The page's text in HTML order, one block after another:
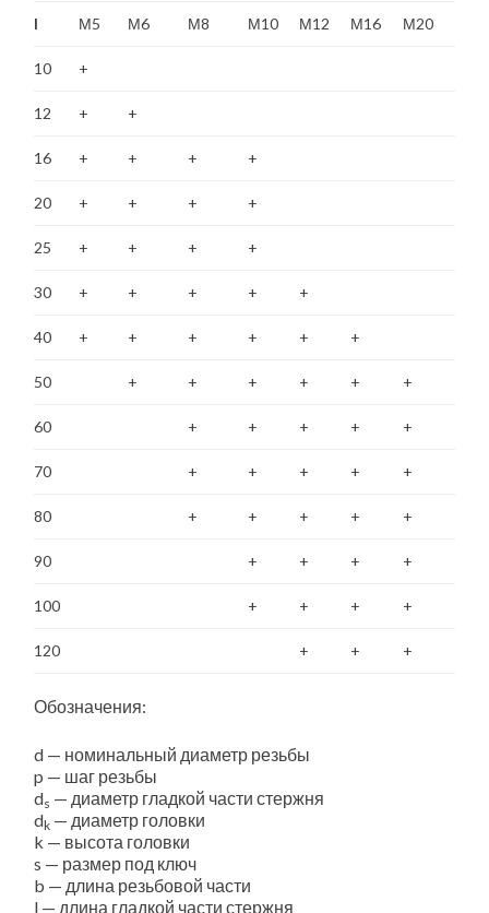
l М5 М6 М8 М10 М12 М16 М20
10 +
12 + +
16 + + + +
20 + + + +
25 + + + +
30 + + + + +
40 + + + + + +
50 + + + + + +
60 + + + + +
70 + + + + +
80 + + + + +
90 + + + +
100 + + + +
120 + + +
Обозначения:
d — номинальный диаметр резьбы
p — шаг резьбы
ds — диаметр гладкой части стержня
dk — диаметр головки
k — высота головки
s — размер под ключ
b — длина резьбовой части
l — длина гладкой части стержня